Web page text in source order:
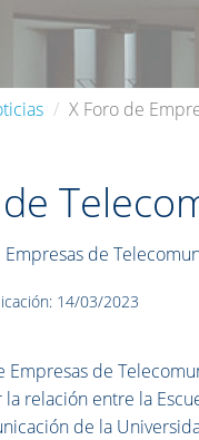
X Foro de
Empresas de
14/03/2023
Empresas de
relación entre la
de la